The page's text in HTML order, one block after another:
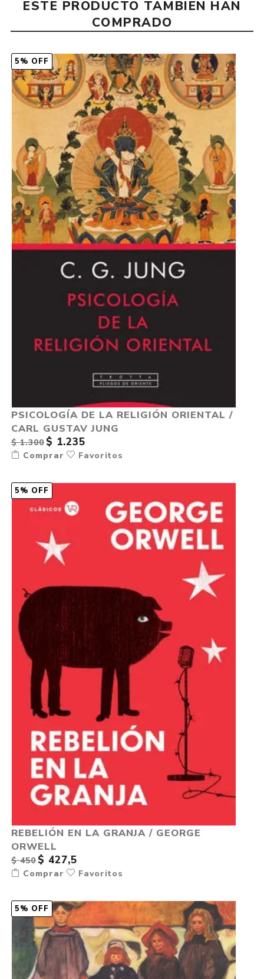
ESTE PRODUCTO TAMBIÉN HAN
COMPRADO
5% OFF
PSICOLOGÍA DE LA RELIGIÓN ORIENTAL /
CARL GUSTAV JUNG
$ 1.300 $ 1.235
Comprar Favoritos
5% OFF
REBELIÓN EN LA GRANJA / GEORGE
ORWELL
$ 450 $ 427,5
Comprar Favoritos
5% OFF